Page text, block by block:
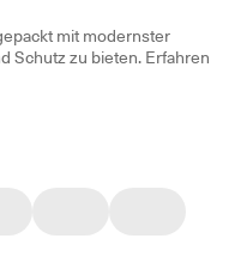
mit modernster
Schutz zu bieten.Erfahren